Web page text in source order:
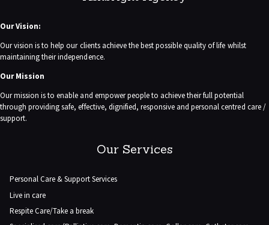
Our Vision:
Our vision is to help our clients achieve the best possible quality of life whilst
maintaining their independence.
Our Mission
Our mission is to enable and empower people to achieve their full potential
through providing safe, effective, dignified, responsive and personal centred care /
support.
Our Services
Personal Care & Support Services
Live in care
Respite Care/Take a break